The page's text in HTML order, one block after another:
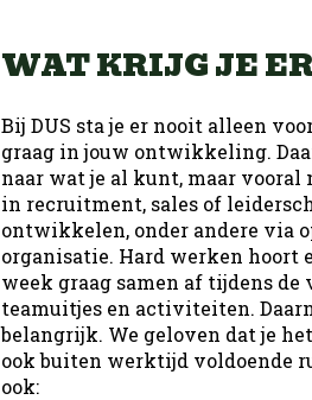
WAT KRIJG JE
Bij DUS sta je er nooit alleen
graag in jouw ontwikkeling.
naar wat je al kunt, maar
in recruitment, sales of
ontwikkelen, onder andere via
organisatie. Hard werken hoort
week graag samen af tijdens
teamuitjes en activiteiten.
belangrijk. We geloven dat je
ook buiten werktijd voldoende
ook: